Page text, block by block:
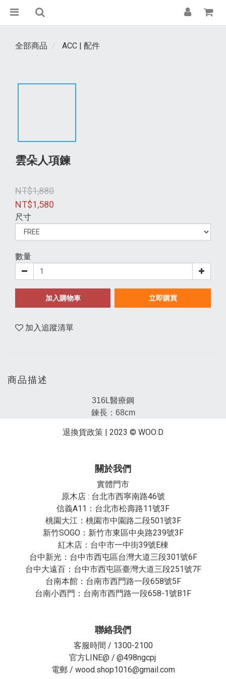
全部商品 ACC | 配件
雲朵人項鍊
NT$1,880
NT$1,580
尺寸
數量
加入購物車 立即購買
加入追蹤清單
商品描述
316L醫療鋼
鍊長：68cm
退換貨政策 | 2023 © WOO:D
關於我們
實體門市
原木店 : 台北市西寧南路46號
信義A11：台北市松壽路11號3F
桃園大江：桃園市中園路二段501號3F
新竹SOGO：新竹市東區中央路239號3F
紅木店：台中市一中街39號E棟
台中新光：台中市西屯區台灣大道三段301號6F
台中大遠百：台中市西屯區臺灣大道三段251號7F
台南本館：台南市西門路一段658號5F
台南小西門：台南市西門路一段658-1號B1F
聯絡我們
客服時間 / 1300-2100
官方LINE@ / @498ngcpj
電郵 / wood.shop1016@gmail.com